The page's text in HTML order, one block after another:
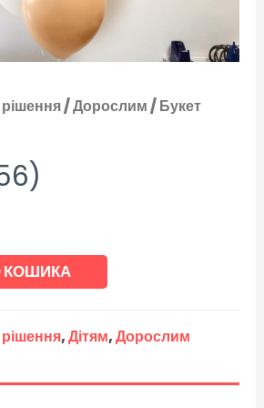
рішення/Дорослим/ Букет
КОШИКА
рішення,Дітям,Дорослим